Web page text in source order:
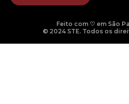
Feito com ♡ em São
© 2024 STE. Todos os